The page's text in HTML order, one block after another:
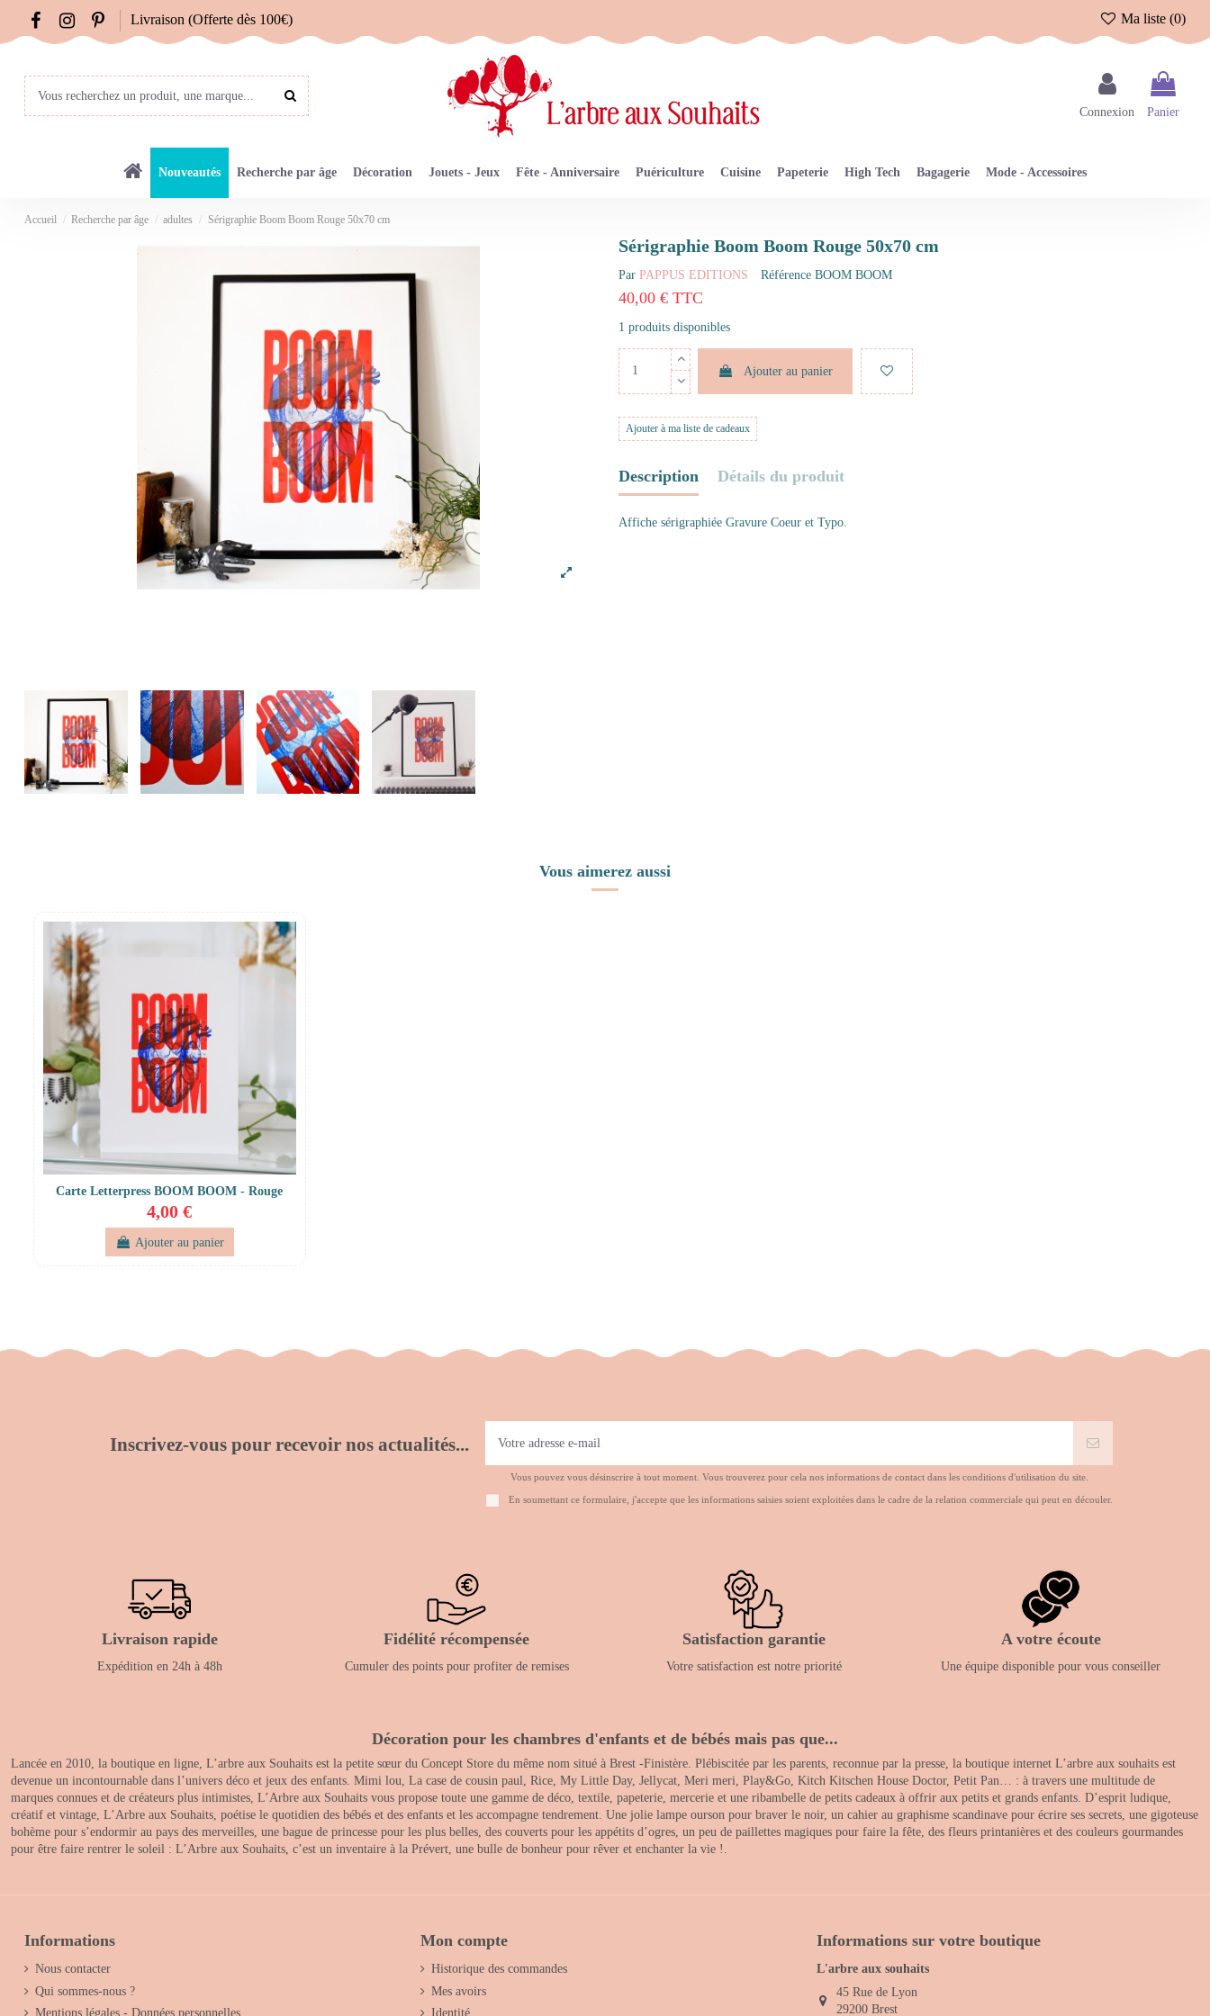
Livraison (Offerte dès 100€) Ma liste (0)
Connexion Panier
Nouveautés Recherche par âge Décoration Jouets - Jeux Fête - Anniversaire Puériculture Cuisine Papeterie High Tech Bagagerie Mode - Accessoires
Accueil Recherche par âge adultes Sérigraphie Boom Boom Rouge 50x70 cm
Sérigraphie Boom Boom Rouge 50x70 cm
Par PAPPUS EDITIONS Référence BOOM BOOM
40,00 € TTC
1 produits disponibles
Ajouter au panier
Ajouter à ma liste de cadeaux
Description Détails du produit
Affiche sérigraphiée Gravure Coeur et Typo.
Vous aimerez aussi
Carte Letterpress BOOM BOOM - Rouge
4,00 €
Ajouter au panier
Inscrivez-vous pour recevoir nos actualités...
Vous pouvez vous désinscrire à tout moment. Vous trouverez pour cela nos informations de contact dans les conditions d'utilisation du site.
En soumettant ce formulaire, j'accepte que les informations saisies soient exploitées dans le cadre de la relation commerciale qui peut en découler.
Livraison rapide
Expédition en 24h à 48h
Fidélité récompensée
Cumuler des points pour profiter de remises
Satisfaction garantie
Votre satisfaction est notre priorité
A votre écoute
Une équipe disponible pour vous conseiller
Décoration pour les chambres d'enfants et de bébés mais pas que...
Lancée en 2010, la boutique en ligne, L’arbre aux Souhaits est la petite sœur du Concept Store du même nom situé à Brest -Finistère. Plébiscitée par les parents, reconnue par la presse, la boutique internet L’arbre aux souhaits est
devenue un incontournable dans l’univers déco et jeux des enfants. Mimi lou, La case de cousin paul, Rice, My Little Day, Jellycat, Meri meri, Play&Go, Kitch Kitschen House Doctor, Petit Pan… : à travers une multitude de
marques connues et de créateurs plus intimistes, L’Arbre aux Souhaits vous propose toute une gamme de déco, textile, papeterie, mercerie et une ribambelle de petits cadeaux à offrir aux petits et grands enfants. D’esprit ludique,
créatif et vintage, L’Arbre aux Souhaits, poétise le quotidien des bébés et des enfants et les accompagne tendrement. Une jolie lampe ourson pour braver le noir, un cahier au graphisme scandinave pour écrire ses secrets, une gigoteuse
bohème pour s’endormir au pays des merveilles, une bague de princesse pour les plus belles, des couverts pour les appétits d’ogres, un peu de paillettes magiques pour faire la fête, des fleurs printanières et des couleurs gourmandes
pour être faire rentrer le soleil : L’Arbre aux Souhaits, c’est un inventaire à la Prévert, une bulle de bonheur pour rêver et enchanter la vie !.
Informations
Nous contacter
Qui sommes-nous ?
Mentions légales - Données personnelles
Mon compte
Historique des commandes
Mes avoirs
Identité
Informations sur votre boutique
L'arbre aux souhaits
45 Rue de Lyon
29200 Brest